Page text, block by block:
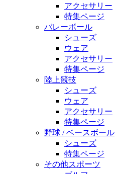
アクセサリー
特集ページ
バレーボール
シューズ
ウェア
アクセサリー
特集ページ
陸上競技
シューズ
ウェア
アクセサリー
特集ページ
野球 / ベースボール
シューズ
特集ページ
その他スポーツ